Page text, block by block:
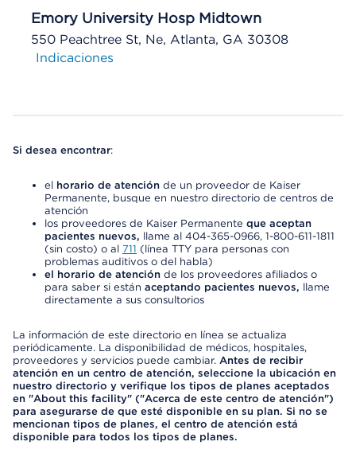
Emory University Hosp Midtown
550 Peachtree St, Ne, Atlanta, GA 30308
Indicaciones
Si desea encontrar:
el horario de atención de un proveedor de Kaiser
Permanente, busque en nuestro directorio de centros de
atención
los proveedores de Kaiser Permanente que aceptan
pacientes nuevos, llame al 404-365-0966, 1-800-611-1811
(sin costo) o al 711 (línea TTY para personas con
problemas auditivos o del habla)
el horario de atención de los proveedores afiliados o
para saber si están aceptando pacientes nuevos, llame
directamente a sus consultorios
La información de este directorio en línea se actualiza
periódicamente. La disponibilidad de médicos, hospitales,
proveedores y servicios puede cambiar. Antes de recibir
atención en un centro de atención, seleccione la ubicación en
nuestro directorio y verifique los tipos de planes aceptados
en "About this facility" ("Acerca de este centro de atención")
para asegurarse de que esté disponible en su plan. Si no se
mencionan tipos de planes, el centro de atención está
disponible para todos los tipos de planes.